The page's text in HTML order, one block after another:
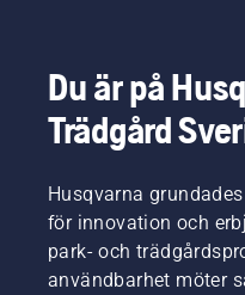
Du är på
Trädgård
Husqvarna
för innovation och
park- och
användbarhet möter